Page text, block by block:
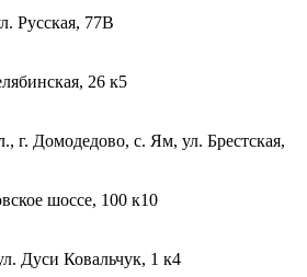
Русская, 77В
26 к5
г. Домодедово, с. Ям, ул. Брестская,
шоссе, 100 к10
Дуси Ковальчук, 1 к4